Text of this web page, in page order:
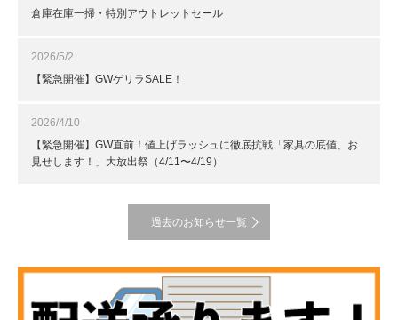
倉庫在庫一掃・特別アウトレットセール
2026/5/2
【緊急開催】GWゲリラSALE！
2026/4/10
【緊急開催】GW直前！値上げラッシュに徹底抗戦「家具の底値、お
見せします！」大放出祭（4/11〜4/19）
過去のお知らせ一覧